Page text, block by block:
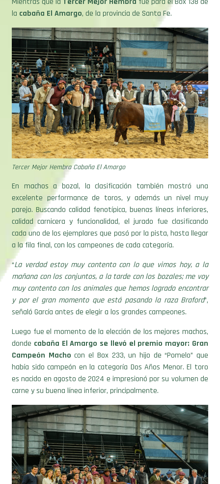
Tercer Mejor Hembra Cabaña El Amargo
En machos a bozal, la clasificación también mostró una
excelente performance de toros, y además un nivel muy
parejo. Buscando calidad fenotípica, buenas líneas inferiores,
calidad carnicera y funcionalidad, el jurado fue clasificando
cada uno de los ejemplares que pasó por la pista, hasta llegar
a la fila final, con los campeones de cada categoría.
“La verdad estoy muy contento con lo que vimos hoy, a la
mañana con los conjuntos, a la tarde con los bozales; me voy
muy contento con los animales que hemos logrado encontrar
y por el gran momento que está pasando la raza Braford”,
señaló García antes de elegir a los grandes campeones.
Luego fue el momento de la elección de los mejores machos,
donde cabaña El Amargo se llevó el premio mayor: Gran
Campeón Machocon el Box 233, un hijo de “Pomelo” que
había sido campeón en la categoría Dos Años Menor. El toro
es nacido en agosto de 2024 e impresionó por su volumen de
carne y su buena línea inferior, principalmente.